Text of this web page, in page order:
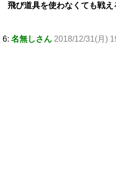
飛び道具を使わなくても戦
6: 名無しさん 2018/12/31(月)